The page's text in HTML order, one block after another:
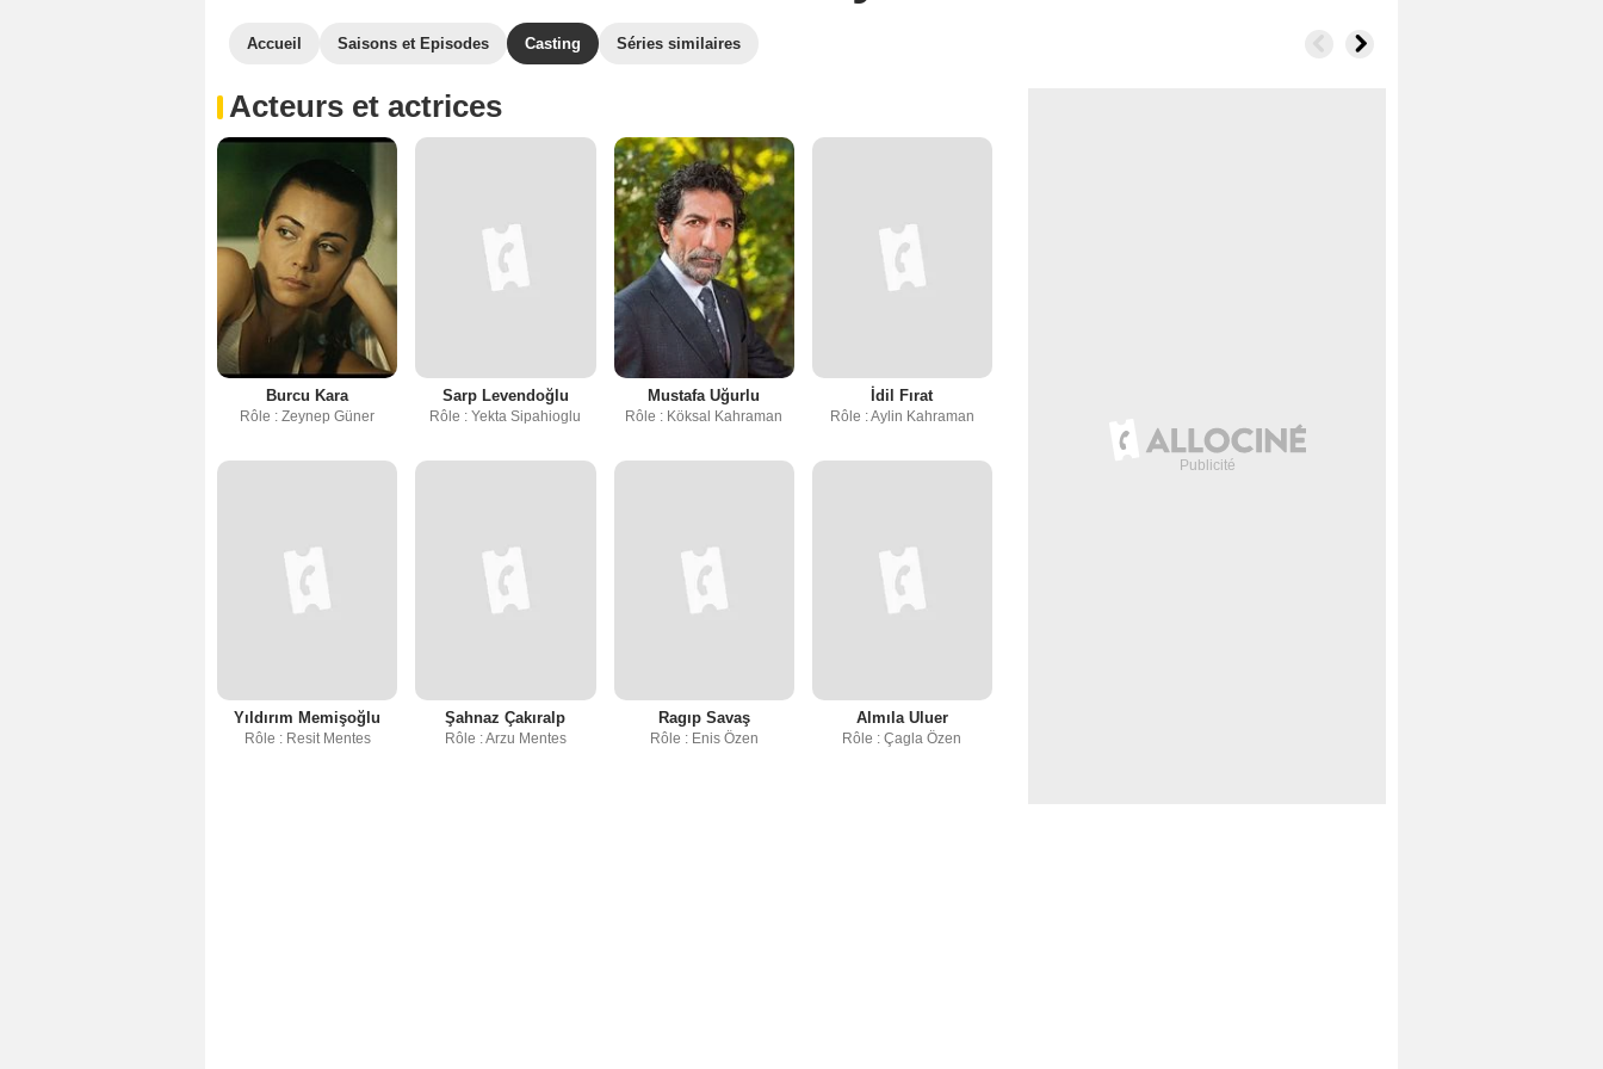
Accueil Saisons et Episodes Casting Séries similaires
Acteurs et actrices
Burcu Kara
Rôle : Zeynep Güner
Sarp Levendoğlu
Rôle : Yekta Sipahioglu
Mustafa Uğurlu
Rôle : Köksal Kahraman
İdil Fırat
Rôle : Aylin Kahraman
Yıldırım Memişoğlu
Rôle : Resit Mentes
Şahnaz Çakıralp
Rôle : Arzu Mentes
Ragıp Savaş
Rôle : Enis Özen
Almıla Uluer
Rôle : Çagla Özen